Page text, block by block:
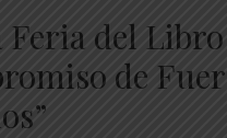
Feria del
de